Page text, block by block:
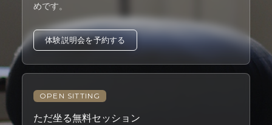
めです。
体験説明会を予約する
OPEN SITTING
ただ坐る無料セッション